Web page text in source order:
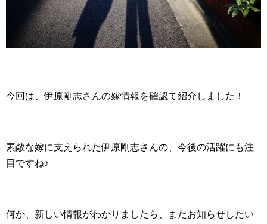
今回は、伊原剛志さんの嫁情報を確認て紹介しました！
素敵な嫁に支えられた伊原剛志さんの、今後の活躍にも注
目ですね♪
何か、新しい情報がわかりましたら、またお知らせしたい